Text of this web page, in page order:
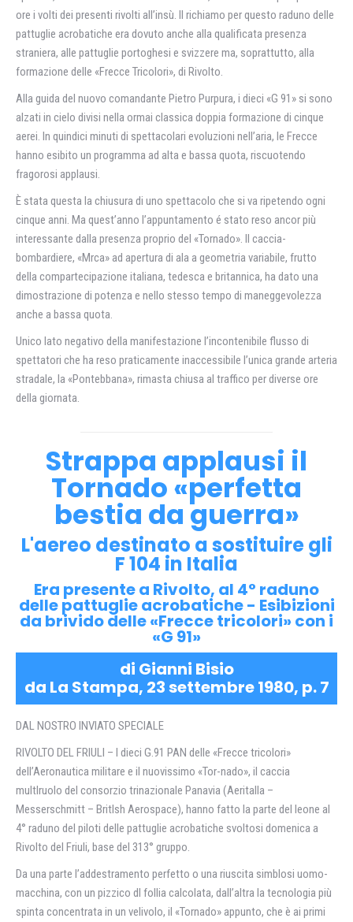
ore i volti dei presenti rivolti all’insù. Il richiamo per questo raduno delle
pattuglie acrobatiche era dovuto anche alla qualificata presenza
straniera, alle pattuglie portoghesi e svizzere ma, soprattutto, alla
formazione delle «Frecce Tricolori», di Rivolto.
Alla guida del nuovo comandante Pietro Purpura, i dieci «G 91» si sono
alzati in cielo divisi nella ormai classica doppia formazione di cinque
aerei. In quindici minuti di spettacolari evoluzioni nell’aria, le Frecce
hanno esibito un programma ad alta e bassa quota, riscuotendo
fragorosi applausi.
È stata questa la chiusura di uno spettacolo che si va ripetendo ogni
cinque anni. Ma quest’anno l’appuntamento é stato reso ancor più
interessante dalla presenza proprio del «Tornado». Il caccia-
bombardiere, «Mrca» ad apertura di ala a geometria variabile, frutto
della compartecipazione italiana, tedesca e britannica, ha dato una
dimostrazione di potenza e nello stesso tempo di maneggevolezza
anche a bassa quota.
Unico lato negativo della manifestazione l’incontenibile flusso di
spettatori che ha reso praticamente inaccessibile l’unica grande arteria
stradale, la «Pontebbana», rimasta chiusa al traffico per diverse ore
della giornata.
Strappa applausi il
Tornado «perfetta
bestia da guerra»
L'aereo destinato a sostituire gli
F 104 in Italia
Era presente a Rivolto, al 4° raduno
delle pattuglie acrobatiche - Esibizioni
da brivido delle «Frecce tricolori» con i
«G 91»
di Gianni Bisio
da La Stampa, 23 settembre 1980, p. 7
DAL NOSTRO INVIATO SPECIALE
RIVOLTO DEL FRIULI – I dieci G.91 PAN delle «Frecce tricolori»
dell’Aeronautica militare e il nuovissimo «Tor-nado», il caccia
multlruolo del consorzio trinazionale Panavia (Aeritalla –
Messerschmitt – Britlsh Aerospace), hanno fatto la parte del leone al
4° raduno del piloti delle pattuglie acrobatiche svoltosi domenica a
Rivolto del Friuli, base del 313° gruppo.
Da una parte l’addestramento perfetto o una riuscita simblosi uomo-
macchina, con un pizzico dl follia calcolata, dall’altra la tecnologia più
spinta concentrata in un velivolo, il «Tornado» appunto, che è ai primi